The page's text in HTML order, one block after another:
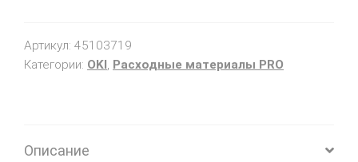
Артикул: 45103719
Категории: OKI, Расходные материалы PRO
Описание